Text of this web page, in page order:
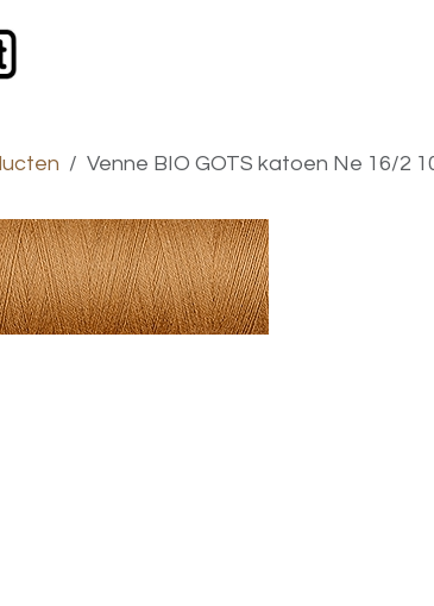
Venne BIO GOTS katoen Ne 16/2